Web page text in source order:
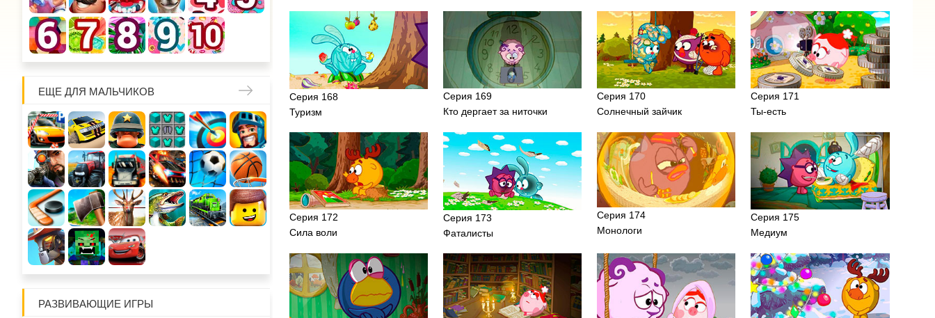
ЕЩЕ ДЛЯ МАЛЬЧИКОВ
РАЗВИВАЮЩИЕ ИГРЫ
Серия 168
Туризм
Серия 169
Кто дергает за ниточки
Серия 170
Солнечный зайчик
Серия 171
Ты-есть
Серия 172
Сила воли
Серия 173
Фаталисты
Серия 174
Монологи
Серия 175
Медиум